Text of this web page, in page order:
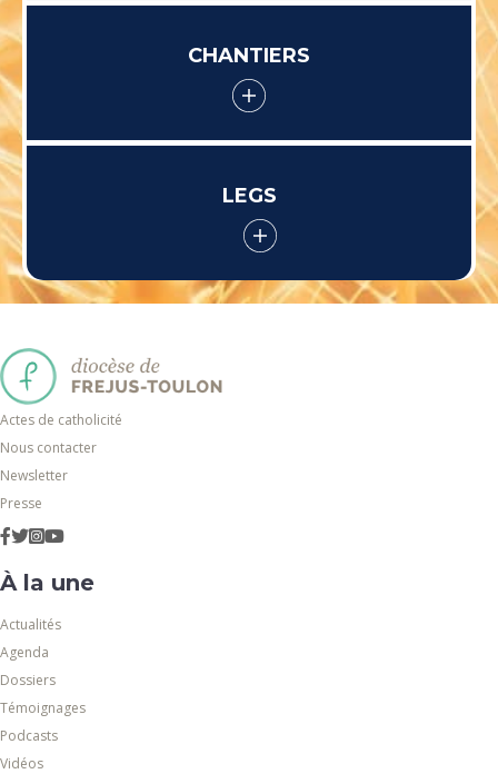
CHANTIERS
LEGS
Actes de catholicité
Nous contacter
Newsletter
Presse
À la une
Actualités
Agenda
Dossiers
Témoignages
Podcasts
Vidéos